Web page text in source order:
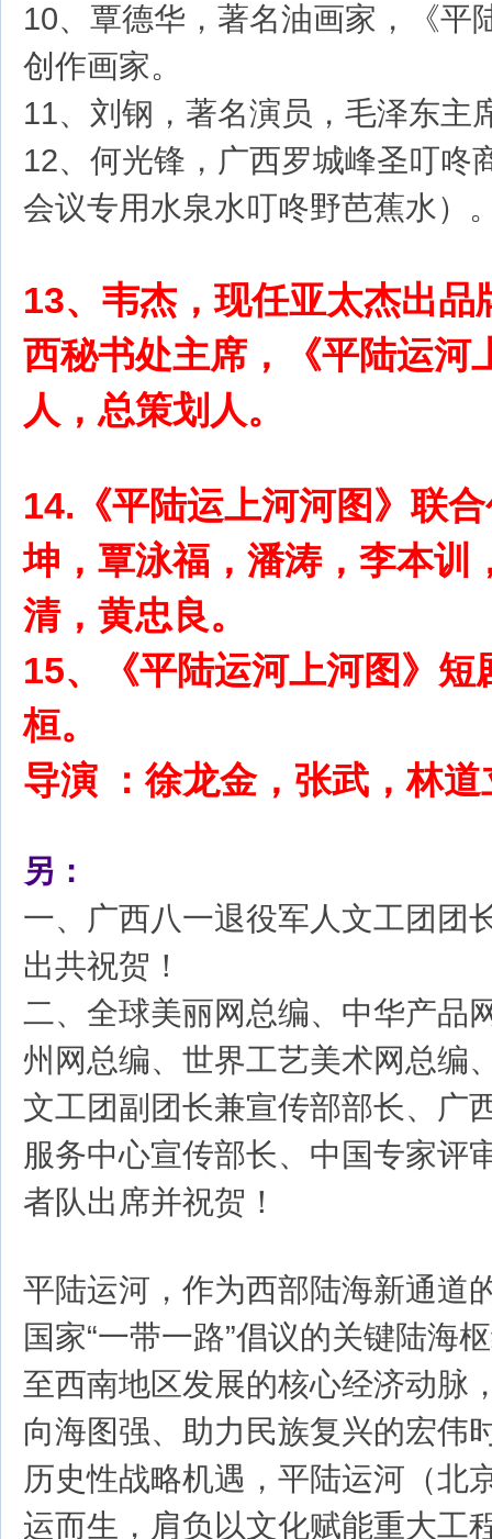
10、覃德华，著名油画家，《平
创作画家。
11、刘钢，著名演员，毛泽东主
12、何光锋，广西罗城峰圣叮咚
会议专用水泉水叮咚野芭蕉水）
13、韦杰，现任亚太杰出品
西秘书处主席，《平陆运河
人，总策划人。
14.《平陆运上河河图》联
坤，覃泳福，潘涛，李本训
清，黄忠良。
15、《平陆运河上河图》短
桓。
导演 ：徐龙金，张武，林
另：
一、广西八一退役军人文工团团
出共祝贺！
二、全球美丽网总编、中华产品
州网总编、世界工艺美术网总编
文工团副团长兼宣传部部长、广
服务中心宣传部长、中国专家评
者队出席并祝贺！
平陆运河，作为西部陆海新通道
国家“一带一路”倡议的关键陆海
至西南地区发展的核心经济动脉
向海图强、助力民族复兴的宏伟
历史性战略机遇，平陆运河（北
运而生，肩负以文化赋能重大工